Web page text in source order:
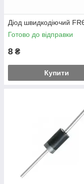
Діод швидкодіючий
Готово до відправки
8 ₴
Купити